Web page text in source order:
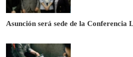
Asunción será sede de la Conferencia